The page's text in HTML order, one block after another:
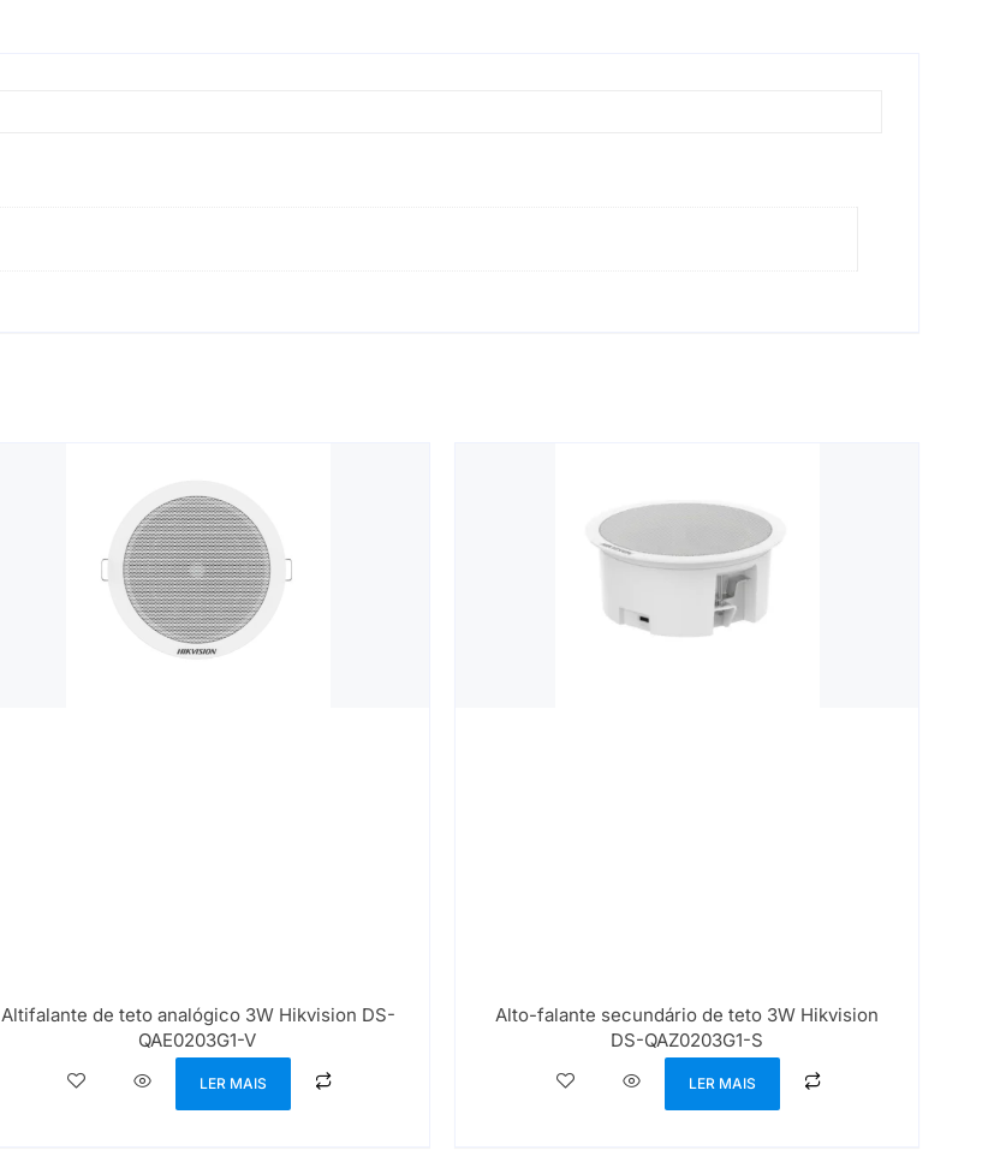
Altifalante de teto analógico 3W Hikvision DS-
QAE0203G1-V
LER MAIS
Alto-falante secundário de teto 3W Hikvision
DS-QAZ0203G1-S
LER MAIS